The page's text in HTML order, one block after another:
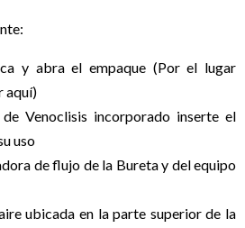
y abra el empaque (Por el lugar
aquí)
Venoclisis incorporado inserte el
uso
de flujo de la Bureta y del equipo
ubicada en la parte superior de la